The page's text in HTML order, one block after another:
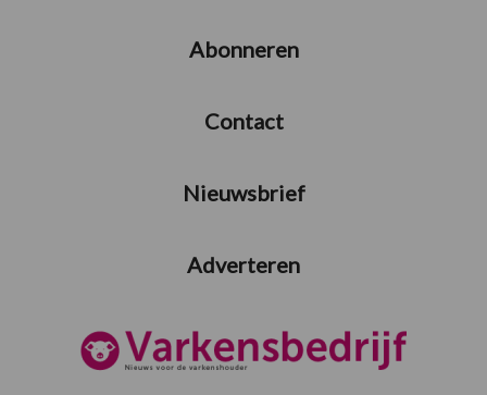
Abonneren
Contact
Nieuwsbrief
Adverteren